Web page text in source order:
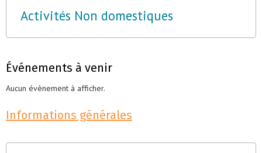
Activités Non domestiques
Événements à venir
Aucun évènement à afficher.
Informations générales